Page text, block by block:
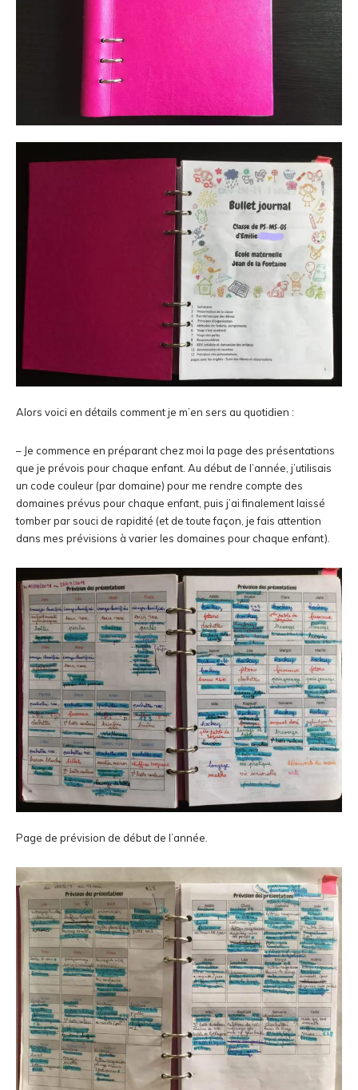
Alors voici en détails comment je m’en sers au quotidien :
– Je commence en préparant chez moi la page des présentations
que je prévois pour chaque enfant. Au début de l’année, j’utilisais
un code couleur (par domaine) pour me rendre compte des
domaines prévus pour chaque enfant, puis j’ai finalement laissé
tomber par souci de rapidité (et de toute façon, je fais attention
dans mes prévisions à varier les domaines pour chaque enfant).
Page de prévision de début de l’année.